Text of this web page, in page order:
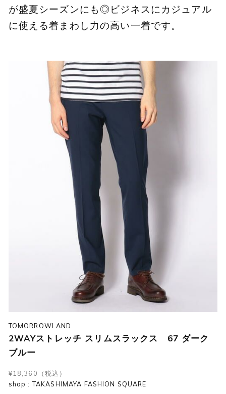
が盛夏シーズンにも◎ビジネスにカジュアル
に使える着まわし力の高い一着です。
TOMORROWLAND
2WAYストレッチ スリムスラックス 67 ダーク
ブルー
¥18,360（税込）
shop : TAKASHIMAYA FASHION SQUARE